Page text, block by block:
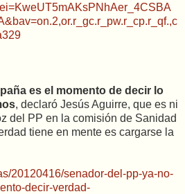
es el momento de decir lo
, declaró Jesús Aguirre, que es ni
del PP en la comisión de Sanidad
tiene en mente es cargarse la
20120416/senador-del-pp-ya-no-
decir-verdad-